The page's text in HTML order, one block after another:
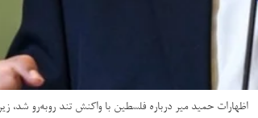
اظهارات حمید میر درباره فلسطین با واکنش تند روبه‌رو شد،